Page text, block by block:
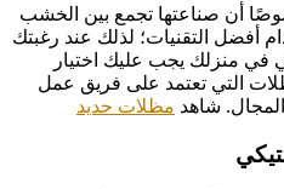
أن صناعتها تجمع بين الخشب
أفضل التقنيات؛ لذلك عند رغبتك
منزلك يجب عليك اختيار
التي تعتمد على فريق عمل
شاهد مظلات حديد